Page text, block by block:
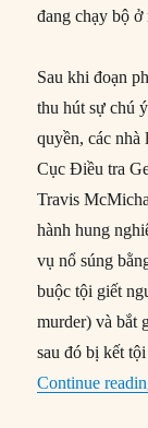
đang chạy bộ
Sau khi đoạn
thu hút sự chú
quyền, các
Cục Điều tra
Travis
hành hung
vụ nổ súng
buộc tội giết
murder) và bắt
sau đó bị kết
Continue